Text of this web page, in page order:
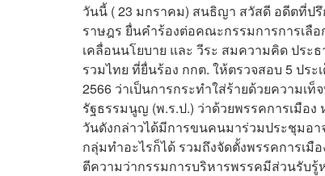
วันนี้ ( 23 มกราคม) สนธิญา สวัสดี อดีตที่ป
ราษฎร ยื่นคำร้องต่อคณะกรรมการการเลื
เคลื่อนนโยบาย และ วีระ สมความคิด ประ
รวมไทย ที่ยื่นร้อง กกต. ให้ตรวจสอบ 5 ปร
2566 ว่าเป็นการกระทำใส่ร้ายด้วยความเ
รัฐธรรมนูญ (พ.ร.ป.) ว่าด้วยพรรคการเมือ
วันดังกล่าวได้มีการขนคนมาร่วมประชุม
กลุ่มทำอะไรก็ได้ รวมถึงจัดตั้งพรรคการเมื
ตีความว่ากรรมการบริหารพรรคมีส่วนรับรู้